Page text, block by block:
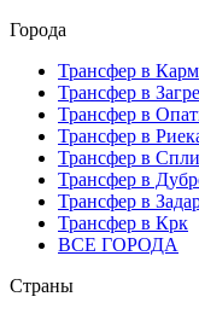
Города
Трансфер в
Трансфер в
Трансфер в
Трансфер в
Трансфер в
Трансфер в
Трансфер в
Трансфер в Крк
ВСЕ ГОРОДА
Страны